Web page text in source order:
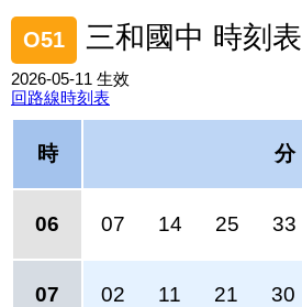
O51 三和國中 時刻表
2026-05-11 生效
回路線時刻表
時 分
06 07 14 25 33
07 02 11 21 30